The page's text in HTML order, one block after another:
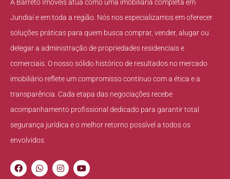
A Barreto Imóveis atua como uma imobiliária completa em
Jundiaí e em toda a região. Nós nos especializamos em oferecer
soluções práticas para quem busca comprar, vender, alugar ou
delegar a administração de propriedades residenciais e
comerciais. O nosso sólido histórico de resultados no mercado
imobiliário reflete um compromisso contínuo com a ética e a
transparência. Cada etapa das negociações recebe
acompanhamento profissional dedicado para garantir total
segurança jurídica e o melhor retorno possível a todos os
envolvidos.